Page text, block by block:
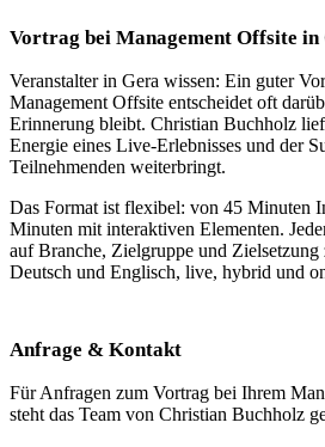
Vortrag bei Management Offsite in
Veranstalter in Gera wissen: Ein guter
Management Offsite entscheidet oft
Erinnerung bleibt. Christian Buchholz
Energie eines Live-Erlebnisses und der
Teilnehmenden weiterbringt.
Das Format ist flexibel: von 45 Minuten
Minuten mit interaktiven Elementen.
auf Branche, Zielgruppe und Zielsetzung
Deutsch und Englisch, live, hybrid und
Anfrage & Kontakt
Für Anfragen zum Vortrag bei Ihrem
steht das Team von Christian Buchholz